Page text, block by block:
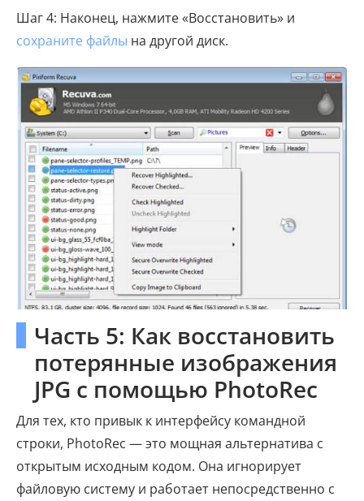
Шаг 4: Наконец, нажмите «Восстановить» и
сохраните файлы на другой диск.
Часть 5: Как восстановить
потерянные изображения
JPG с помощью PhotoRec
Для тех, кто привык к интерфейсу командной
строки, PhotoRec — это мощная альтернатива с
открытым исходным кодом. Она игнорирует
файловую систему и работает непосредственно с